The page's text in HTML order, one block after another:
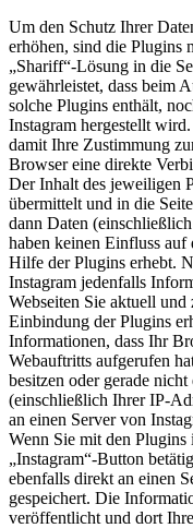
Um den Schutz Ihrer
erhöhen, sind die Plugins
„Shariff“-Lösung in die
gewährleistet, dass beim
solche Plugins enthält,
Instagram hergestellt
damit Ihre Zustimmung
Browser eine direkte
Der Inhalt des jeweiligen
übermittelt und in die
dann Daten
haben keinen Einfluss
Hilfe der Plugins erhebt.
Instagram jedenfalls
Webseiten Sie aktuell
Einbindung der Plugins
Informationen, dass Ihr
Webauftritts aufgerufen
besitzen oder gerade
(einschließlich Ihrer IP-
an einen Server von
Wenn Sie mit den Plugins
„Instagram“-Button
ebenfalls direkt an einen
gespeichert. Die
veröffentlicht und dort